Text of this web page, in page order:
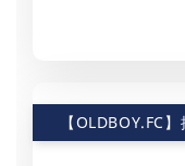
【OLDBOY.FC